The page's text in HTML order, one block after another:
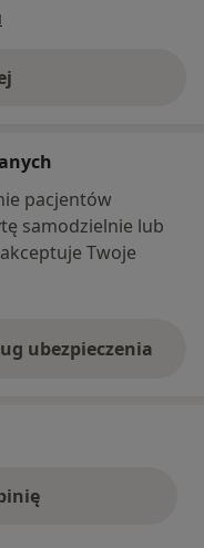
pacjentów
samodzielnie lub
Twoje
ubezpieczenia